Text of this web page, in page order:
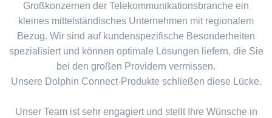
Großkonzernen der Telekommunikationsbranche ein
kleines mittelständisches Unternehmen mit regionalem
Bezug. Wir sind auf kundenspezifische Besonderheiten
spezialisiert und können optimale Lösungen liefern, die Sie
bei den großen Providern vermissen.
Unsere Dolphin Connect-Produkte schließen diese Lücke.
Unser Team ist sehr engagiert und stellt Ihre Wünsche in